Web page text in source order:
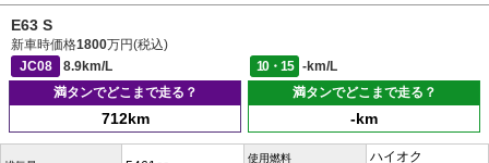
E63 S
新車時価格1800万円(税込)
JC08
8.9km/L 10・15
-km/L
満タンでどこまで走る？
712km
満タンでどこまで走る？
-km
使用燃料
ハイオク